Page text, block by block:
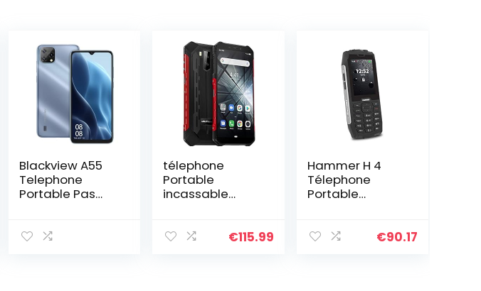
Blackview A55
Telephone
Portable Pas
128Go, Écran
télephone
Portable
incassable
Mode sous-
€115.99
Hammer H 4
Télephone
Portable
Résistant
€90.17